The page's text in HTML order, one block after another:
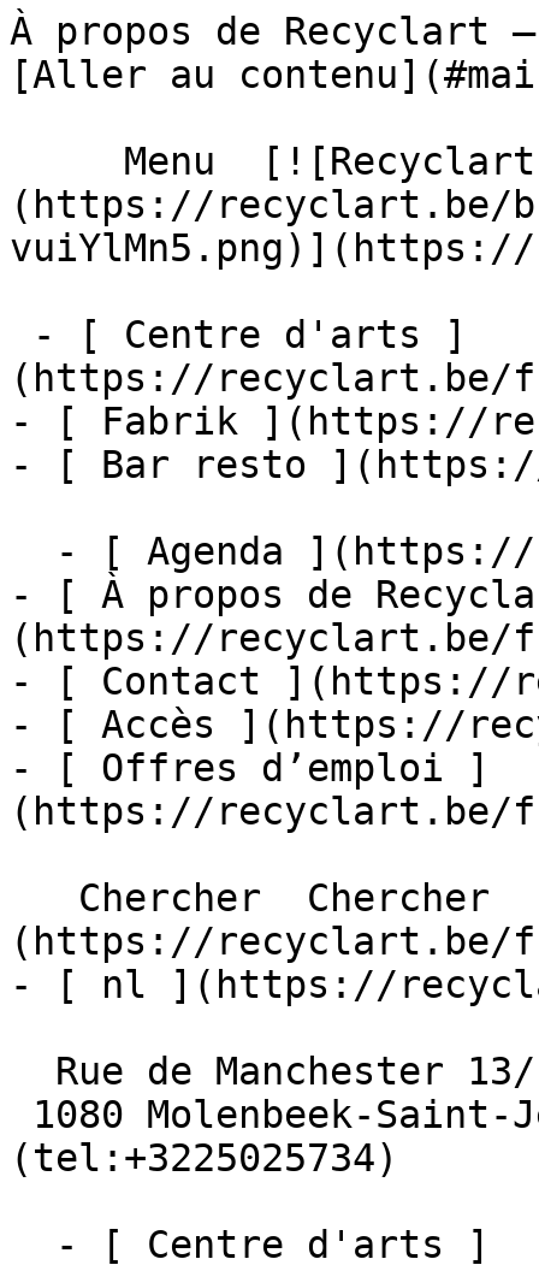
À propos de Recyclart
[Aller au
(https://recyclart.be/
(https://recyclart.be/
- [ Fabrik ](https://
- [ Bar resto
- [ À propos de
(https://recyclart.be/
- [ Contact ](https://
- [ Accès ](https://
- [ Offres d’emploi ]
(https://recyclart.be/
(https://recyclart.be/
- [ nl ](https://
(tel:+3225025734)